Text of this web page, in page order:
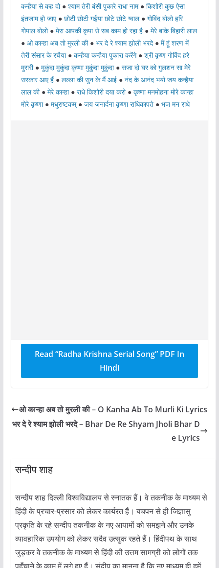
कन्हैया से कह दो● श्याम तेरी बंसी पुकारे राधा नाम ● किशोरी कुछ ऐसा
इंतजाम हो जाए● छोटी छोटी गईया छोटे छोटे ग्वाल● गोविंद बोलो हरि
गोपाल बोलो● मेरा आपकी कृपा से सब काम हो रहा है● मेरे बांके बिहारी लाल
● ओ कान्हा अब तो मुरली की● भर दे रे श्याम झोली भरदे● मैं हूं शरण में
तेरी संसार के रचैया● कन्हैया कन्हैया पुकारा करेंगे● श्री कृष्ण गोविंद हरे
मुरारी● मुकुंदा मुकुंदा कृष्णा मुकुंदा मुकुंदा● सजा दो घर को गुलशन सा मेरे
सरकार आए हैं● लल्ला की सुन के मैं आई● नंद के आनंद भयो जय कन्हैया
लाल की● मेरे कान्हा● राधे किशोरी दया करो● कृष्णा मनमोहना मोरे कान्हा
मोरे कृष्णा● मधुराष्टकम्● जय जनार्दना कृष्णा राधिकापते● भज मन राधे
Read “Radha Krishna Serial Song” PDF In
Hindi
ओ कान्हा अब तो मुरली की – O Kanha Ab To Murli Ki Lyrics
भर दे रे श्याम झोली भरदे – Bhar De Re Shyam Jholi Bhar D
e Lyrics
सन्दीप शाह
सन्दीप शाह दिल्ली विश्वविद्यालय से स्नातक हैं। वे तकनीक के माध्यम से
हिंदी के प्रचार-प्रसार को लेकर कार्यरत हैं। बचपन से ही जिज्ञासु
प्रकृति के रहे सन्दीप तकनीक के नए आयामों को समझने और उनके
व्यावहारिक उपयोग को लेकर सदैव उत्सुक रहते हैं। हिंदीपथ के साथ
जुड़कर वे तकनीक के माध्यम से हिंदी की उत्तम सामग्री को लोगों तक